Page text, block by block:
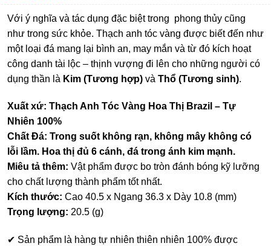
Với ý nghĩa và tác dụng đặc biệt trong phong thủy cũng
như trong sức khỏe. Thạch anh tóc vàng được biết đến như
một loại đá mang lại bình an, may mắn và từ đó kích hoạt
công danh tài lộc – thịnh vượng đi lên cho những người có
dụng thần là Kim (Tương hợp) và Thổ (Tương sinh).
Xuất xứ: Thạch Anh Tóc Vàng Hoa Thị Brazil – Tự
Nhiên 100%
Chất Đá: Trong suốt không rạn, không mây không có
lỗi lầm. Hoa thị đủ 6 cánh, đá trong ánh kim mạnh.
Miêu tả thêm: Vật phẩm được bo tròn đánh bóng kỹ lưỡng
cho chất lượng thành phẩm tốt nhất.
Kích thước: Cao 40.5 x Ngang 36.3 x Dày 10.8 (mm)
Trọng lượng: 20.5 (g)
✔ Sản phẩm là hàng tự nhiên thiên nhiên 100% được